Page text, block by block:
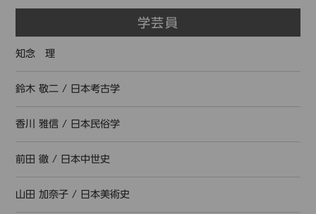
学芸員
知念 理
鈴木 敬二 / 日本考古学
香川 雅信 / 日本民俗学
前田 徹 / 日本中世史
山田 加奈子 / 日本美術史